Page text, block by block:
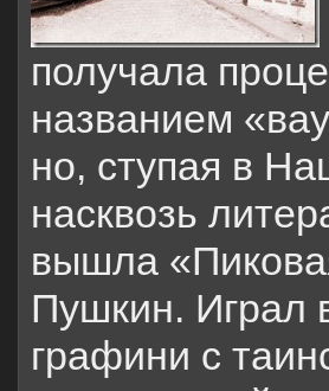
получала
названием
но, ступая в
насквозь
вышла
Пушкин. Играл
графини с